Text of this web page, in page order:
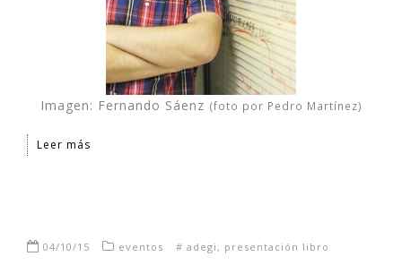
Imagen: Fernando Sáenz (foto por Pedro Martínez)
Leer más
04/10/15 eventos # adegi , presentación libro